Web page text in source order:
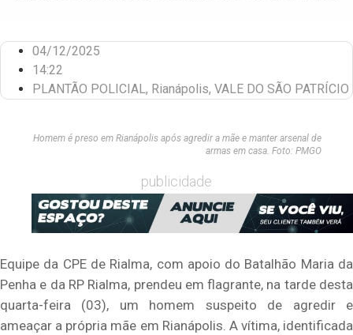
04/12/2025
14:22
PLANTÃO POLICIAL, Rianápolis, VALE DO SÃO PATRÍCIO
Homem é preso em Rianápolis após agredir a mãe e manter arsenal de
armas em casa. Foto: PMGO
publicidade
Equipe da CPE de Rialma, com apoio do Batalhão Maria da
Penha e da RP Rialma, prendeu em flagrante, na tarde desta
quarta-feira (03), um homem suspeito de agredir e
ameaçar a própria mãe em Rianápolis. A vítima, identificada